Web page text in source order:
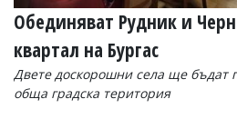
Главен
Иван
Колев,
email:
office@flagman.bg
Обединяват Рудник и
квартал на Бургас
Двете доскорошни села ще бъдат
обща градска територия